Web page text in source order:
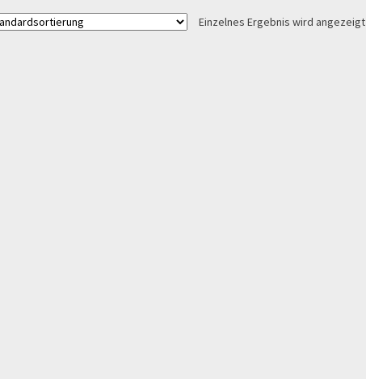
Einzelnes Ergebnis wird angezeigt